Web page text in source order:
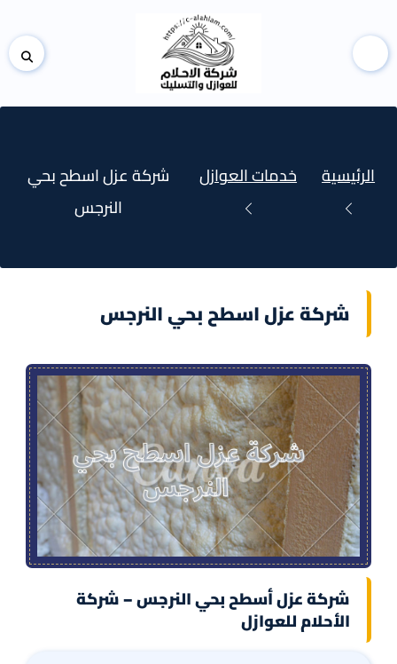
القائمة
الرئيسية خدمات العوازل
شركة عزل اسطح بحي
النرجس
شركة عزل اسطح بحي النرجس
شركة عزل أسطح بحي النرجس – شركة
الأحلام للعوازل